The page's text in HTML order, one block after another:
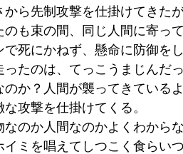
ら先制攻撃を仕掛けてきた
も束の間、同じ人間に寄っ
死にかねず、懸命に防御を
たのは、てっこうまじんだ
か？人間が襲ってきている
攻撃を仕掛けてくる。
のか人間なのかよくわから
ミを唱えてしつこく食らい